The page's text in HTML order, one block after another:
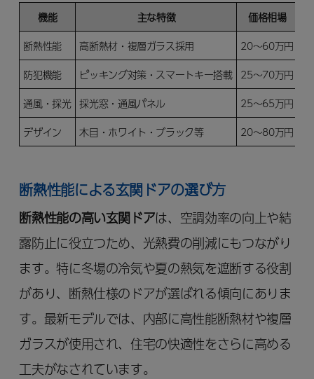
機能 主な特徴
価格相場
断熱性能
高断熱材・複層ガラス採用
20～60万円
防犯機能
ピッキング対策・スマートキー搭載 25～70万円
通風・採光 採光窓・通風パネル
25～65万円
デザイン
木目・ホワイト・ブラック等 20～80万円
断熱性能による玄関ドアの選び方
断熱性能の高い玄関ドアは、空調効率の向上や結
露防止に役立つため、光熱費の削減にもつながり
ます。特に冬場の冷気や夏の熱気を遮断する役割
があり、断熱仕様のドアが選ばれる傾向にありま
す。最新モデルでは、内部に高性能断熱材や複層
ガラスが使用され、住宅の快適性をさらに高める
工夫がなされています。